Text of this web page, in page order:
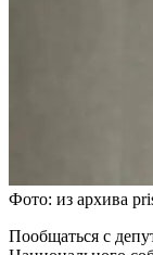
Фото: из архива
Пообщаться с